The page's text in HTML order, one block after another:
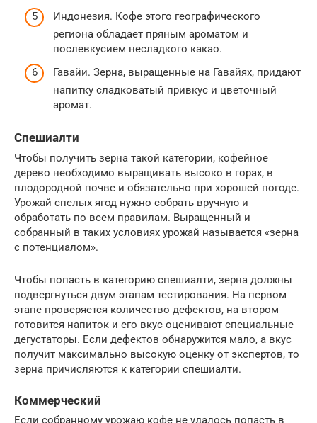
Индонезия. Кофе этого географического
региона обладает пряным ароматом и
послевкусием несладкого какао.
Гавайи. Зерна, выращенные на Гавайях, придают
напитку сладковатый привкус и цветочный
аромат.
Спешиалти
Чтобы получить зерна такой категории, кофейное
дерево необходимо выращивать высоко в горах, в
плодородной почве и обязательно при хорошей погоде.
Урожай спелых ягод нужно собрать вручную и
обработать по всем правилам. Выращенный и
собранный в таких условиях урожай называется «зерна
с потенциалом».
Чтобы попасть в категорию спешиалти, зерна должны
подвергнуться двум этапам тестирования. На первом
этапе проверяется количество дефектов, на втором
готовится напиток и его вкус оценивают специальные
дегустаторы. Если дефектов обнаружится мало, а вкус
получит максимально высокую оценку от экспертов, то
зерна причисляются к категории спешиалти.
Коммерческий
Если собранному урожаю кофе не удалось попасть в